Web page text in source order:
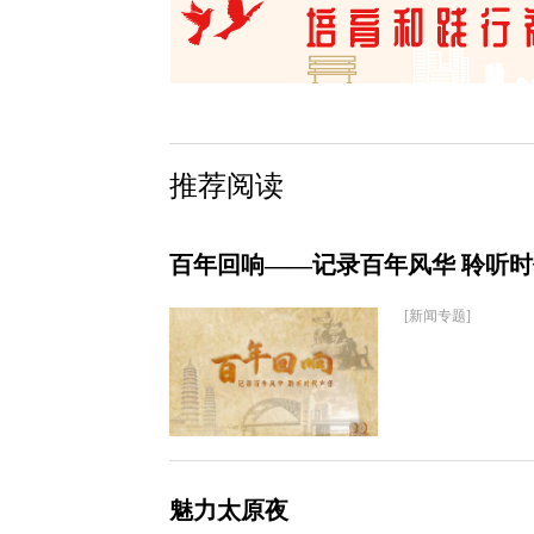
推荐阅读
百年回响——记录百年风华 聆听
[新闻专题]
魅力太原夜